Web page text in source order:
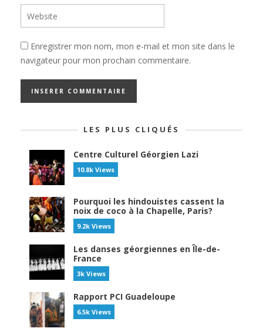
Enregistrer mon nom, mon e-mail et mon site dans le
navigateur pour mon prochain commentaire.
LES PLUS CLIQUÉS
Centre Culturel Géorgien Lazi
10.8k Views
Pourquoi les hindouistes cassent la
noix de coco à la Chapelle, Paris?
9.2k Views
Les danses géorgiennes en Île-de-
France
3k Views
Rapport PCI Guadeloupe
6.5k Views